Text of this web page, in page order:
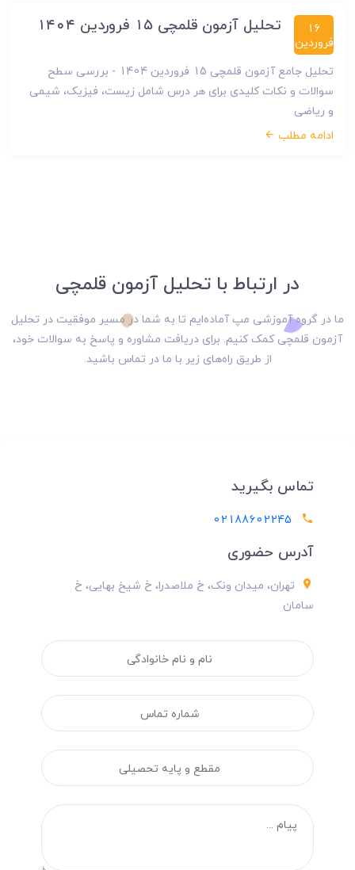
16
فروردین
تحلیل آزمون قلمچی ۱۵ فروردین ۱۴۰۴
تحلیل جامع آزمون قلمچی 15 فروردین 1404 - بررسی سطح
سوالات و نکات کلیدی برای هر درس شامل زیست، فیزیک، شیمی
و ریاضی
ادامه مطلب
در ارتباط با تحلیل آزمون قلمچی
ما در گروه آموزشی مپ آماده‌ایم تا به شما در مسیر موفقیت در تحلیل
آزمون قلمچی کمک کنیم. برای دریافت مشاوره و پاسخ به سوالات خود،
از طریق راه‌های زیر با ما در تماس باشید.
تماس بگیرید
02188602245
آدرس حضوری
تهران، میدان ونک، خ ملاصدرا، خ شیخ بهایی، خ
سامان